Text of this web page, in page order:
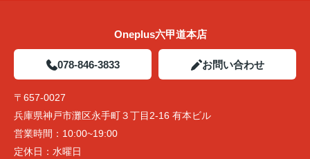
Oneplus六甲道本店
078-846-3833 お問い合わせ
〒657-0027
兵庫県神戸市灘区永手町３丁目2-16 有本ビル
営業時間： 10:00~19:00
定休日： 水曜日